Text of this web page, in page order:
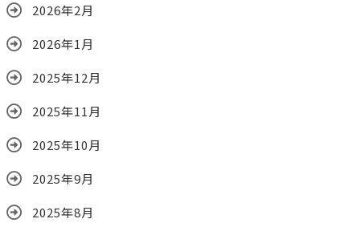
2026年2月
2026年1月
2025年12月
2025年11月
2025年10月
2025年9月
2025年8月